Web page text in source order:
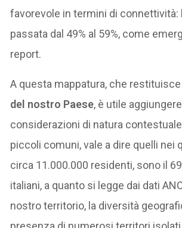
favorevole in termini di connettività:
passata dal 49% al 59%, come
report.
A questa mappatura, che restituisce
del nostro Paese, è utile
considerazioni di natura
piccoli comuni, vale a dire quelli nei
circa 11.000.000 residenti, sono il
italiani, a quanto si legge dai dati
nostro territorio, la diversità